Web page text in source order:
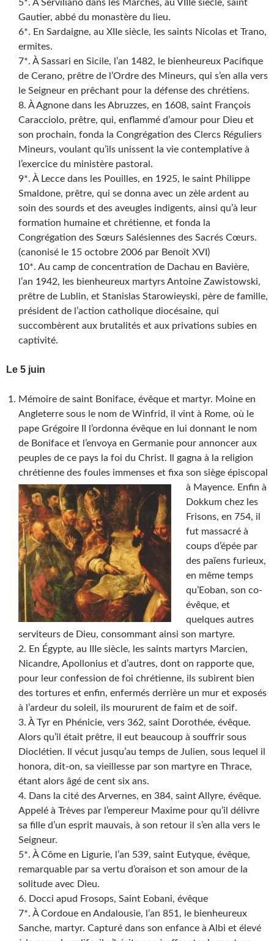
5*. À Serviliano dans les Marches, au VIIIe siècle, saint
Gautier, abbé du monastère du lieu.
6*. En Sardaigne, au XIIe siècle, les saints Nicolas et Trano,
ermites.
7*. À Sassari en Sicile, l’an 1482, le bienheureux Pacifique
de Cerano, prêtre de l’Ordre des Mineurs, qui s’en alla vers
le Seigneur en prêchant pour la défense des chrétiens.
8. À Agnone dans les Abruzzes, en 1608, saint François
Caracciolo, prêtre, qui, enflammé d’amour pour Dieu et
son prochain, fonda la Congrégation des Clercs Réguliers
Mineurs, voulant qu’ils unissent la vie contemplative à
l’exercice du ministère pastoral.
9*. À Lecce dans les Pouilles, en 1925, le saint Philippe
Smaldone, prêtre, qui se donna avec un zèle ardent au
soin des sourds et des aveugles indigents, ainsi qu’à leur
formation humaine et chrétienne, et fonda la
Congrégation des Sœurs Salésiennes des Sacrés Cœurs.
(canonisé le 15 octobre 2006 par Benoît XVI)
10*. Au camp de concentration de Dachau en Bavière,
l’an 1942, les bienheureux martyrs Antoine Zawistowski,
prêtre de Lublin, et Stanislas Starowieyski, père de famille,
président de l’action catholique diocésaine, qui
succombèrent aux brutalités et aux privations subies en
captivité.
Le 5 juin
Mémoire de saint Boniface, évêque et martyr. Moine en
Angleterre sous le nom de Winfrid, il vint à Rome, où le
pape Grégoire II l’ordonna évêque en lui donnant le nom
de Boniface et l’envoya en Germanie pour annoncer aux
peuples de ce pays la foi du Christ. Il gagna à la religion
chrétienne des foules immenses et fixa son siège épiscopal
à Mayence. Enfin à
Dokkum chez les
Frisons, en 754, il
fut massacré à
coups d’épée par
des païens furieux,
en même temps
qu’Eoban, son co-
évêque, et
quelques autres
serviteurs de Dieu, consommant ainsi son martyre.
2. En Égypte, au IIIe siècle, les saints martyrs Marcien,
Nicandre, Apollonius et d’autres, dont on rapporte que,
pour leur confession de foi chrétienne, ils subirent bien
des tortures et enfin, enfermés derrière un mur et exposés
à l’ardeur du soleil, ils moururent de faim et de soif.
3. À Tyr en Phénicie, vers 362, saint Dorothée, évêque.
Alors qu’il était prêtre, il eut beaucoup à souffrir sous
Dioclétien. Il vécut jusqu’au temps de Julien, sous lequel il
honora, dit-on, sa vieillesse par son martyre en Thrace,
étant alors âgé de cent six ans.
4. Dans la cité des Arvernes, en 384, saint Allyre, évêque.
Appelé à Trèves par l’empereur Maxime pour qu’il délivre
sa fille d’un esprit mauvais, à son retour il s’en alla vers le
Seigneur.
5*. À Côme en Ligurie, l’an 539, saint Eutyque, évêque,
remarquable par sa vertu d’oraison et son amour de la
solitude avec Dieu.
6. Docci apud Frosops, Saint Eobani, évêque
7*. À Cordoue en Andalousie, l’an 851, le bienheureux
Sanche, martyr. Capturé dans son enfance à Albi et élevé